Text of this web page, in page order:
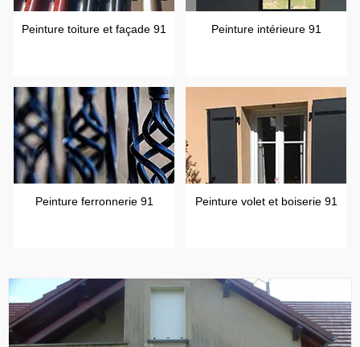
Peinture toiture et façade 91 Peinture intérieure 91
Peinture ferronnerie 91 Peinture volet et boiserie 91